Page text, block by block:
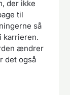
der ikke
til
så
karrieren.
ændrer
det også